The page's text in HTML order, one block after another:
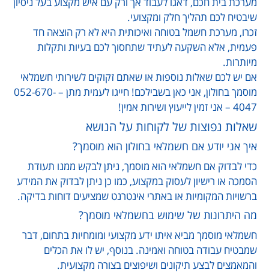
שיבטיח לכם תהליך חלק ומקצועי.
זכרו, מערכת חשמל בטוחה ואיכותית היא לא רק הוצאה חד
פעמית, אלא השקעה לעתיד שתחסוך לכם בעיות ותקלות
מיותרות.
אם יש לכם שאלות נוספות או שאתם זקוקים לשירותי חשמלאי
מוסמך בחולון, אני כאן בשבילכם! חייגו לעמית מתן – 052-670-
4047 – אני זמין לייעוץ ושירות אמין!
שאלות נפוצות של לקוחות על הנושא
איך אני יודע אם חשמלאי בחולון הוא מוסמך?
כדי לבדוק אם חשמלאי הוא מוסמך, ניתן לבקש ממנו תעודת
הסמכה או רישיון לעסוק במקצוע, כמו כן ניתן לבדוק את המידע
ברשויות המקומיות או באתרי אינטרנט שמציעים דוחות בדיקה.
מה היתרונות של שימוש בחשמלאי מוסמך?
חשמלאי מוסמך מביא איתו ידע מקצועי ומומחיות בתחום, דבר
שמבטיח עבודה בטוחה ואמינה. בנוסף, יש לו את הכלים
והמאמצים לבצע תיקונים ושיפוצים בצורה מקצועית.